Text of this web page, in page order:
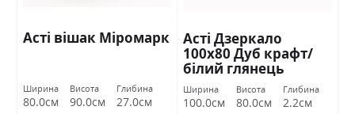
Асті вішак Міромарк
Ширина
80.0см
Висота
90.0см
Глибина
27.0см
Асті Дзеркало
100х80 Дуб крафт/
білий глянець
Міромарк
Ширина
100.0см
Висота
80.0см
Глибина
2.2см